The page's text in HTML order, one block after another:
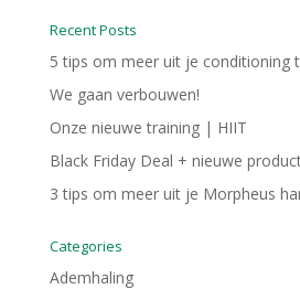
Recent Posts
5 tips om meer uit je conditioning
We gaan verbouwen!
Onze nieuwe training | HIIT
Black Friday Deal + nieuwe
3 tips om meer uit je Morpheus
Categories
Ademhaling